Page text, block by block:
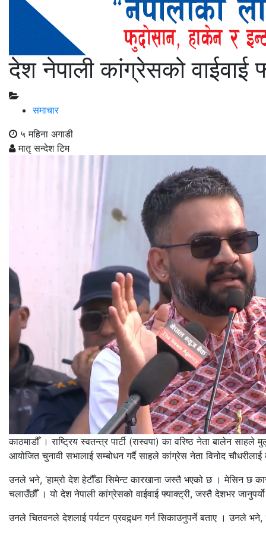
देश नेपाली कांग्रेसको वाईवाई
समाचार
५ महिना अगाडी
मातृ सन्देश टिम
काठमाडौँ । राष्ट्रिय स्वतन्त्र पार्टी (रास्वपा) का वरिष्ठ नेता बालेन
आयोजित चुनावी सभालाई सम्बोधन गर्दै साहले कांग्रेस नेता विनोद
उनले भने, ‘हाम्रो देश हेटौँडा सिमेन्ट कारखाना जस्तै भएको छ । मेसिन छ
चलाउँछौँ । यो देश नेपाली कांग्रेसको वाईवाई फ्याक्ट्री, जस्तै देशभर
उनले चितवनले देशलाई पर्यटन प्रवद्र्धन गर्न सिकाउनुपर्ने बताए । उनले